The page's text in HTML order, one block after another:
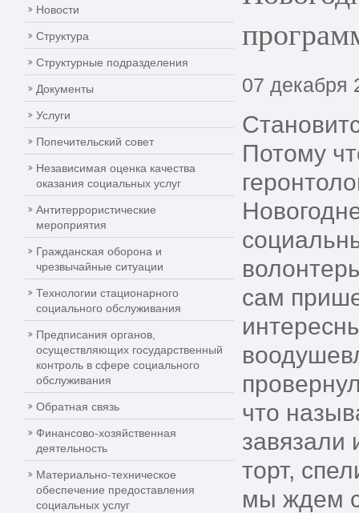
Новости
Структура
Структурные подразделения
Документы
Услуги
Попечительский совет
Независимая оценка качества
оказания социальных услуг
Антитеррористические
мероприятия
Гражданская оборона и
чрезвычайные ситуации
Технологии стационарного
социального обслуживания
Предписания органов,
осуществляющих государственный
контроль в сфере социального
обслуживания
Обратная связь
Финансово-хозяйственная
деятельность
Материально-техническое
обеспечение предоставления
социальных услуг
07 декабря
Потому
сам
что
завязали
торт,
мы ждем